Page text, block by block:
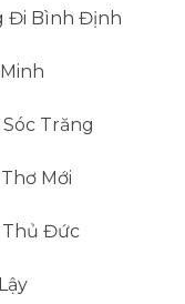
Đi Bình Định
Trăng
Mới
Thủ Đức